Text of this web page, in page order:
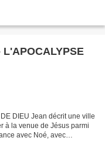
DIEU Jean décrit une ville
à la venue de Jésus parmi
avec Noé, avec